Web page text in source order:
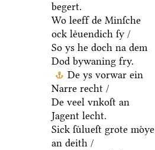
begert.
Wo leeff de Minſche
ock leͤuendich ſy /
So ys he doch na dem
Dod bywaning fry.
De ys vorwar ein
Narre recht /
De veel vnkoſt an
Jagent lecht.
Sick ſuͤlueſt grote moͤye
an deith /